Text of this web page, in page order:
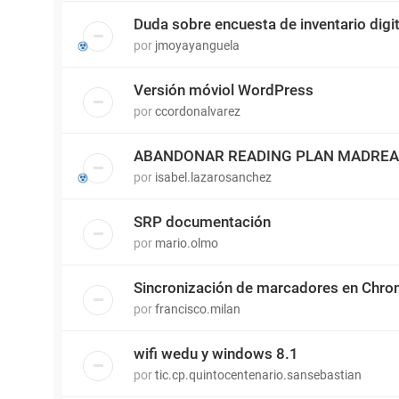
Duda sobre encuesta de inventario
por jmoyayanguela
Versión móviol WordPress
porccordonalvarez
ABANDONAR READING PLAN
por isabel.lazarosanchez
SRP documentación
por mario.olmo
Sincronización de marcadores en
porfrancisco.milan
wifi wedu y windows 8.1
portic.cp.quintocentenario.sansebastian